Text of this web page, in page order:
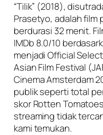
“Tilik” (2018),
Prasetyo, adalah film
berdurasi 32 menit.
IMDb 8.0/10
menjadi Official
Asian Film Festival
Cinema Amsterdam
publik seperti total
skor Rotten
streaming tidak
kami temukan.